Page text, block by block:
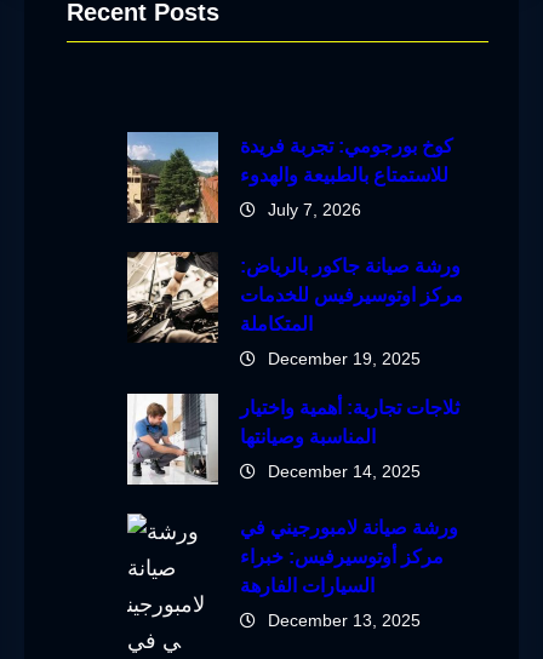
Recent Posts
كوخ بورجومي: تجربة فريدة
للاستمتاع بالطبيعة والهدوء
July 7, 2026
ورشة صيانة جاكور بالرياض:
مركز اوتوسيرفيس للخدمات
المتكاملة
December 19, 2025
ثلاجات تجارية: أهمية واختيار
المناسبة وصيانتها
December 14, 2025
ورشة صيانة لامبورجيني في
مركز أوتوسيرفيس: خبراء
السيارات الفارهة
December 13, 2025